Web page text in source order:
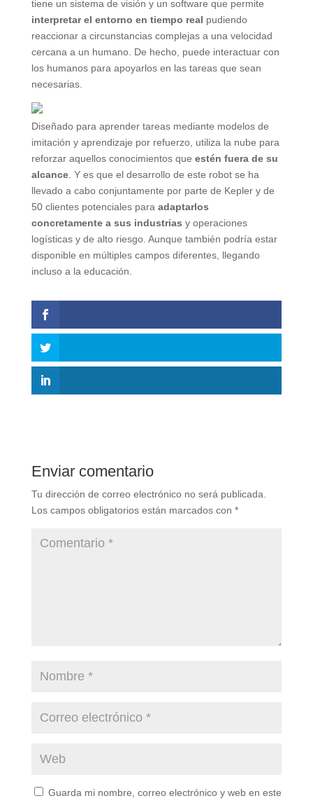
tiene un sistema de visión y un software que permite
interpretar el entorno en tiempo real pudiendo
reaccionar a circunstancias complejas a una velocidad
cercana a un humano. De hecho, puede interactuar con
los humanos para apoyarlos en las tareas que sean
necesarias.
Diseñado para aprender tareas mediante modelos de
imitación y aprendizaje por refuerzo, utiliza la nube para
reforzar aquellos conocimientos que estén fuera de su
alcance. Y es que el desarrollo de este robot se ha
llevado a cabo conjuntamente por parte de Kepler y de
50 clientes potenciales para adaptarlos
concretamente a sus industrias y operaciones
logísticas y de alto riesgo. Aunque también podría estar
disponible en múltiples campos diferentes, llegando
incluso a la educación.
Enviar comentario
Tu dirección de correo electrónico no será publicada.
Los campos obligatorios están marcados con *
Guarda mi nombre, correo electrónico y web en este